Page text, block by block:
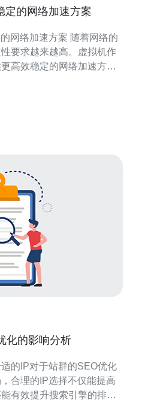
定的网络加速方案
速方案 随着网络的
要求越来越高。虚拟机作
高效稳定的网络加速方
。 原生IP虚拟机
化的影响分析
的IP对于站群的SEO优化
合理的IP选择不仅能提高
有效提升搜索引擎的排